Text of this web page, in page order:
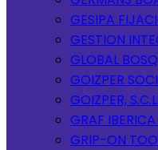
GESIPA
GESTION
GLOBAL BOSQ
GOIZPER
GOIZPER,
GRAF
GRIP-ON